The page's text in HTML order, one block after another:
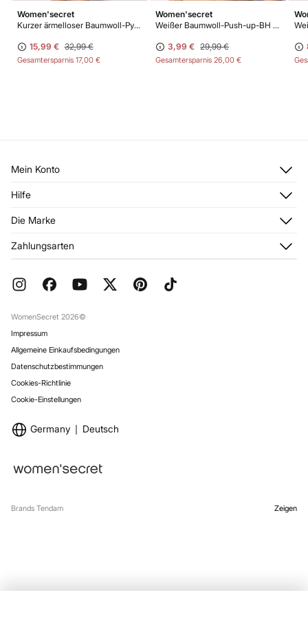
Women'secret
Kurzer ärmelloser Baumwoll-Pyjama Snoopy
15,99 € 32,99 €
Gesamtersparnis 17,00 €
Women'secret
Weißer Baumwoll-Push-up-BH GORGEOUS
3,99 € 29,99 €
Gesamtersparnis26,00 €
Mein Konto
Meine Adressen
Hilfe
Aktuelle Rabattaktionen
Geschenkverpackung
Die Marke
Franchise
Jobangebote
Zahlungsarten
WomenSecret 2026©
Impressum
Allgemeine Einkaufsbedingungen
Datenschutzbestimmungen
Cookies-Richtlinie
Cookie-Einstellungen
Germany Deutsch
Brands Tendam Zeigen